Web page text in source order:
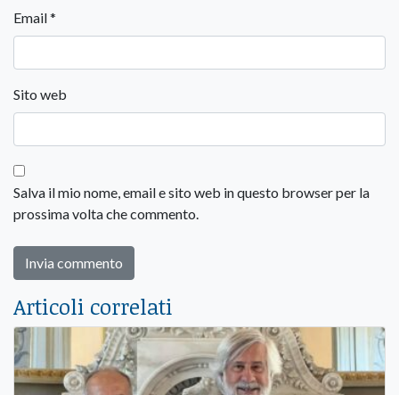
Email*
Sito web
Salva il mio nome, email e sito web in questo browser per la
prossima volta che commento.
Articoli correlati